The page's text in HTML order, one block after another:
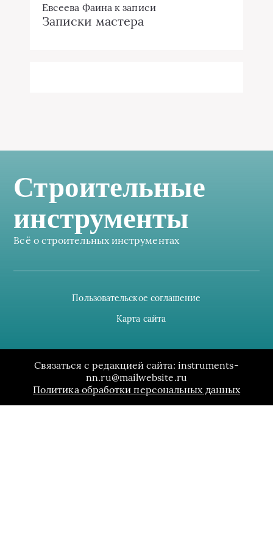
Евсеева Фаина к записи
Записки мастера
Строительные
инструменты
Всё о строительных инструментах
Пользовательское соглашение
Карта сайта
Связаться с редакцией сайта: instruments-
nn.ru@mailwebsite.ru
Политика обработки персональных данных